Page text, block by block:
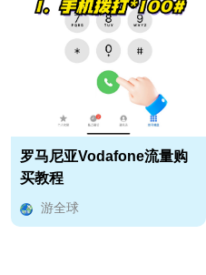
罗马尼亚Vodafone流量购
买教程
游全球